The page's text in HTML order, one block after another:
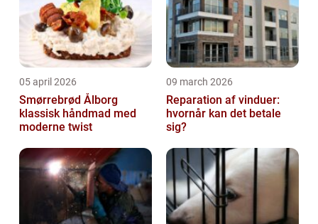
05 april 2026
Smørrebrød Ålborg
klassisk håndmad med
moderne twist
09 march 2026
Reparation af vinduer:
hvornår kan det betale
sig?